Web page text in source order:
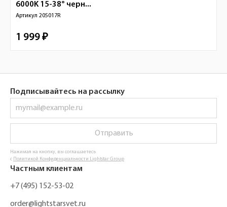
6000K 15-38° черн...
Артикул 205017R
1 999 ₽
Подписывайтесь на рассылку
Отправить
Нажимая на кнопку, вы соглашаетесь
с Политикой Конфиденциальности Lightstar Group
Частным клиентам
+7 (495) 152-53-02
order@lightstarsvet.ru